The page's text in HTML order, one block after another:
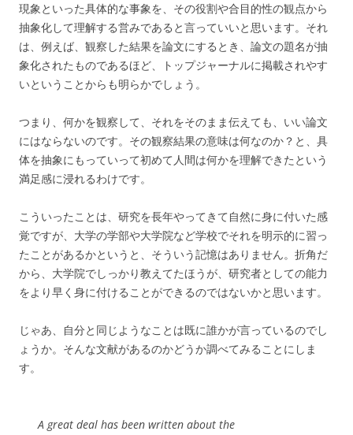
現象といった具体的な事象を、その役割や合目的性の観点から
抽象化して理解する営みであると言っていいと思います。それ
は、例えば、観察した結果を論文にするとき、論文の題名が抽
象化されたものであるほど、トップジャーナルに掲載されやす
いということからも明らかでしょう。
つまり、何かを観察して、それをそのまま伝えても、いい論文
にはならないのです。その観察結果の意味は何なのか？と、具
体を抽象にもっていって初めて人間は何かを理解できたという
満足感に浸れるわけです。
こういったことは、研究を長年やってきて自然に身に付いた感
覚ですが、大学の学部や大学院など学校でそれを明示的に習っ
たことがあるかというと、そういう記憶はありません。折角だ
から、大学院でしっかり教えてたほうが、研究者としての能力
をより早く身に付けることができるのではないかと思います。
じゃあ、自分と同じようなことは既に誰かが言っているのでし
ょうか。そんな文献があるのかどうか調べてみることにしま
す。
A great deal has been written about the